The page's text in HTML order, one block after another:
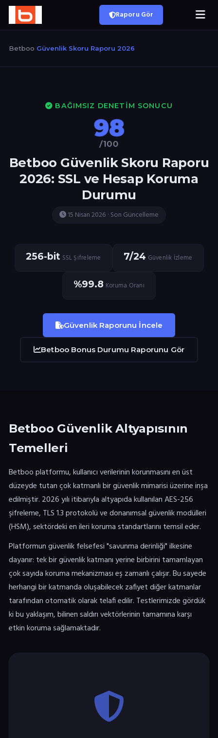
Raporu Gör
Betboo Güvenlik Skoru Raporu 2026
BAĞIMSIZ DENETIM SONUCU
98
/100
Betboo Güvenlik Skoru Raporu
2026: SSL ve Hesap Koruma
Durumu
15 Nisan 2026 · Son Güncelleme
256-bit SSL Şifreleme 7/24 Güvenlik İzleme
%99.8 Koruma Oranı
Güvenlik Raporunu İncele
Betboo Bonus Durumu Raporunu Gör
Betboo Güvenlik Altyapısının
Temelleri
Betboo platformu, kullanıcı verilerinin korunmasını en üst
düzeyde tutan çok katmanlı bir güvenlik mimarisi üzerine inşa
edilmiştir. 2026 yılı itibarıyla altyapıda kullanılan AES-256
şifreleme, TLS 1.3 protokolü ve donanımsal güvenlik modülleri
(HSM), sektördeki en ileri koruma standartlarını temsil eder.
Platformun güvenlik felsefesi "savunma derinliği" ilkesine
dayanır: tek bir güvenlik katmanı yerine birbirini tamamlayan
çok sayıda koruma mekanizması eş zamanlı çalışır. Bu sayede
herhangi bir katmanda oluşabilecek zafiyet diğer katmanlar
tarafından otomatik olarak telafi edilir. Testlerimizde gördük
ki bu yaklaşım, bilinen saldırı vektörlerinin tamamına karşı
etkin koruma sağlamaktadır.